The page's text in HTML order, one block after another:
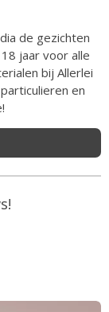
de gezichten
jaar voor alle
bij Allerlei
en